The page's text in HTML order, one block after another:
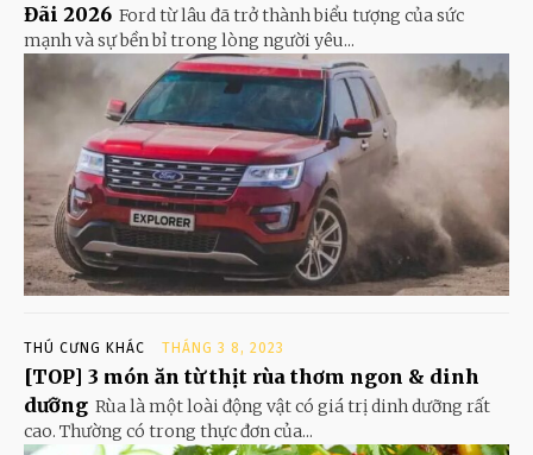
Đãi 2026 Ford từ lâu đã trở thành biểu tượng của sức
mạnh và sự bền bỉ trong lòng người yêu...
THÚ CƯNG KHÁC THÁNG 3 8, 2023
[TOP] 3 món ăn từ thịt rùa thơm ngon & dinh
dưỡng Rùa là một loài động vật có giá trị dinh dưỡng rất
cao. Thường có trong thực đơn của...